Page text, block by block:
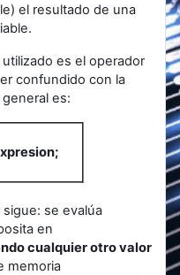
el resultado de una
es el operador
confundido con la
es:
se evalúa
en
cualquier otro valor
memoria